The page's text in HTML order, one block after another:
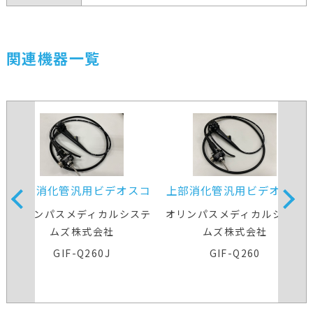
関連機器一覧
上部消化管汎用ビデオスコ
ープ
オリンパスメディカルシステ
ムズ株式会社
GIF-Q260J
上部消化管汎用ビデオスコ
ープ
オリンパスメディカルシステ
ムズ株式会社
GIF-Q260